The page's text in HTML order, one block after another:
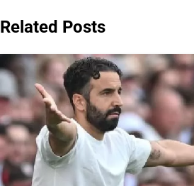
Related Posts